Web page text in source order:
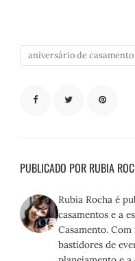
aniversário de casamento
PUBLICADO POR RUBIA
Rubia Rocha é
casamentos e a
Casamento. Com
bastidores de